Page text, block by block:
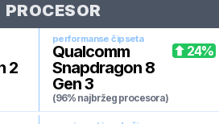
PROCESOR
2
performanse čipseta
Qualcomm
Snapdragon 8
Gen 3
(96% najbržeg procesora)
24%